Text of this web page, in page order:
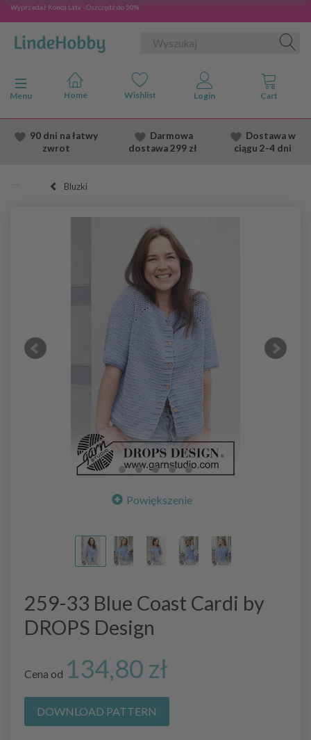
Wyprzedaż Konca Lata - Oszczędź do 50%
Przełącz nawigację
Menu
90 dni na łatwy
zwrot
Darmowa
dostawa299 zł
Dostawaw
ciągu 2-4 dni
Bluzki
Powiększenie
259-33 Blue Coast Cardi by
DROPS Design
Cena od 134,80 zł
DOWNLOAD PATTERN